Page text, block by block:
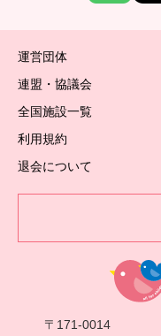
運営団体
連盟・協議会
全国施設一覧
利用規約
退会について
〒171-0014